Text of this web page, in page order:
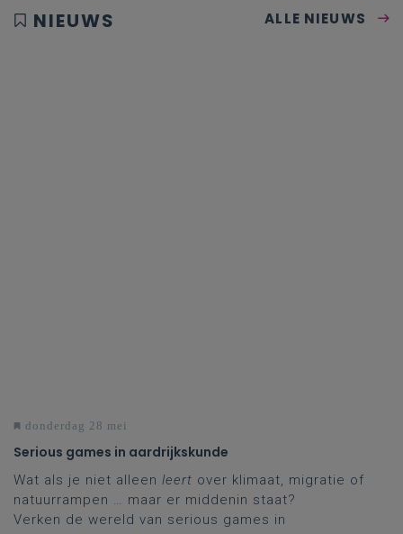
NIEUWS ALLE NIEUWS
donderdag 28 mei
Serious games in aardrijkskunde
Wat als je niet alleen leert over klimaat, migratie of
natuurrampen … maar er middenin staat?
Verken de wereld van serious games in